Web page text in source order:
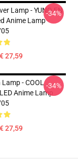
Lamp - YUNO EN
Anime Lamp
27,59
-34%
- COOL
Anime Lamp
27,59
-34%